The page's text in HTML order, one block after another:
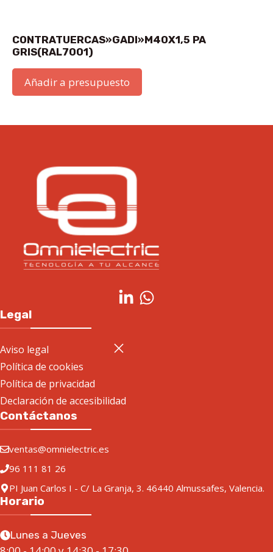
CONTRATUERCAS»GADI»M40X1,5 PA
GRIS(RAL7001)
Añadir a presupuesto
Legal
Aviso legal
Política de cookies
Política de privacidad
Declaración de accesibilidad
Contáctanos
ventas@omnielectric.es
96 111 81 26
PI Juan Carlos I - C/ La Granja, 3. 46440 Almussafes, Valencia.
Horario
Lunes a Jueves